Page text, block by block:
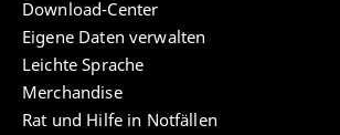
Download-Center
Eigene Daten verwalten
Leichte Sprache
Merchandise
Rat und Hilfe in Notfällen